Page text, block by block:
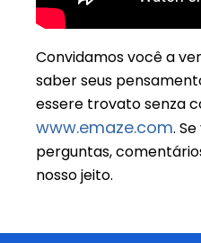
Convidamos você a
saber seus
essere trovato senza
www.emaze.com.
perguntas,
nosso jeito.